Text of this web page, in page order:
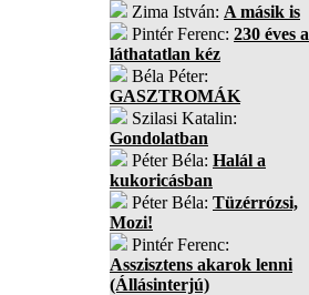
Zima István: A másik is
Pintér Ferenc: 230 éves a
láthatatlan kéz
Béla Péter:
GASZTROMÁK
Szilasi Katalin:
Gondolatban
Péter Béla: Halál a
kukoricásban
Péter Béla: Tüzérrózsi,
Mozi!
Pintér Ferenc:
Asszisztens akarok lenni
(Állásinterjú)